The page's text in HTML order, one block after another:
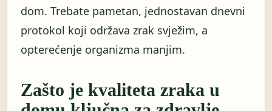
dom. Trebate pametan, jednostavan dnevni
protokol koji održava zrak svježim, a
opterećenje organizma manjim.
Zašto je kvaliteta zraka u